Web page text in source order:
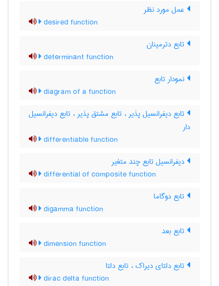
عمل مورد نظر
desired function
تابع دترمینان
determinant function
نمودار تابع
diagram of a function
تابع دیفرانسیل پذیر ، تابع مشتق پذیر ، تابع دیفرانسیل
دار
differentiable function
دیفرانسیل تابع چند متغیر
differential of composite function
تابع دوگاما
digamma function
تابع بعد
dimension function
تابع دلتای دیراک ، تابع دلتا
dirac delta function